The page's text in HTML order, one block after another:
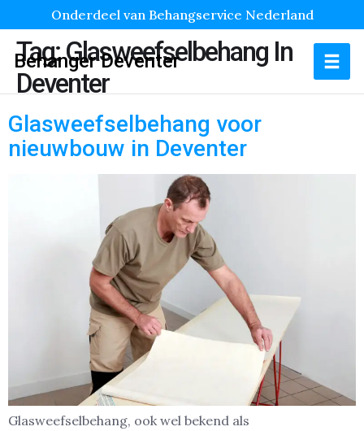
Onderdeel van Behangservice Nederland
Behanger Deventer
Tag:Glasweefselbehang In
Deventer
Glasweefselbehang voor
nieuwbouw in Deventer
Glasweefselbehang, ook wel bekend als